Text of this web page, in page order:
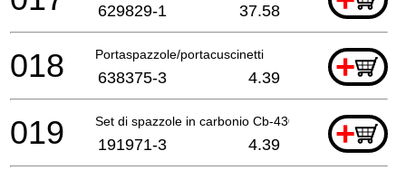
629829-1 37.58
Portaspazzole/portacuscinetti +
018 638375-3 4.39
Set di spazzole in carbonio Cb-430 +
019 191971-3 4.39